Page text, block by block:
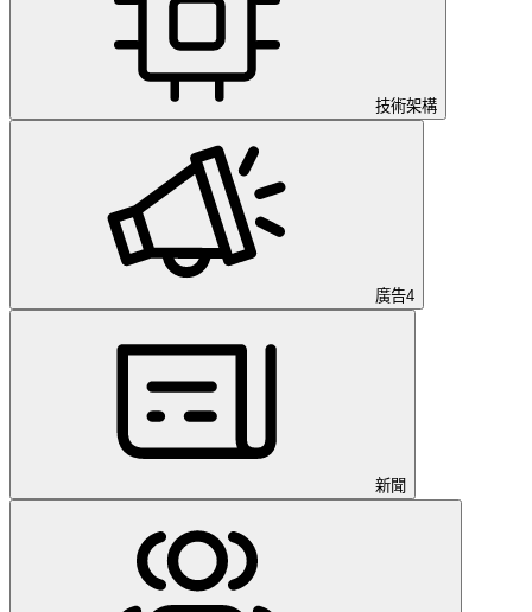
技術架構
廣告4
新聞